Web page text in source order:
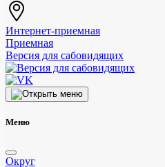
Интернет-приемная
Приемная
Версия для сабовидящих
Меню
Округ